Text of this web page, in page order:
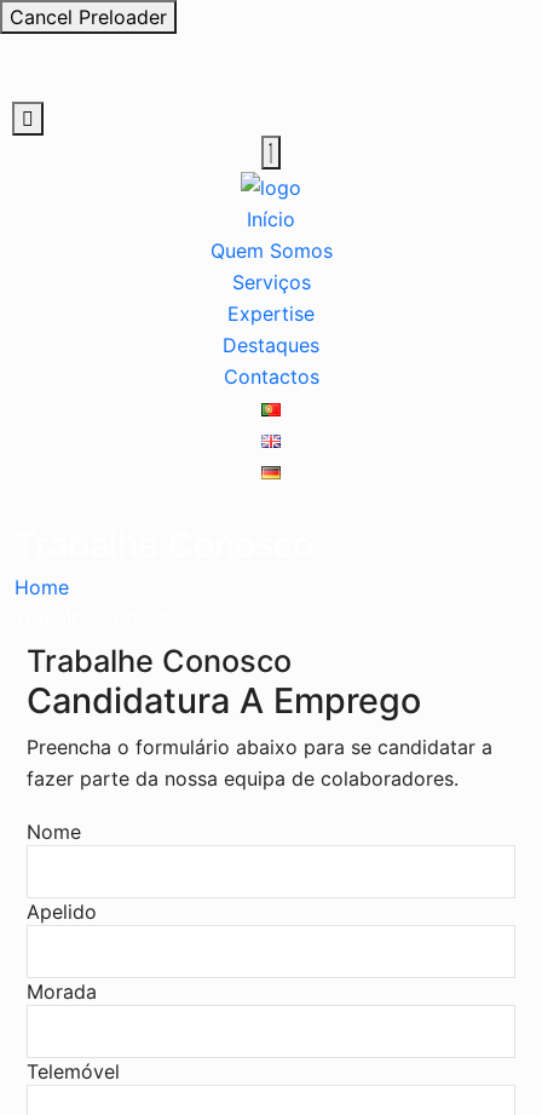
Cancel Preloader
Início
Quem Somos
Serviços
Expertise
Destaques
Contactos
Home
Trabalhe Conosco
Candidatura A Emprego
Preencha o formulário abaixo para se candidatar a
fazer parte da nossa equipa de colaboradores.
Nome
Apelido
Morada
Telemóvel